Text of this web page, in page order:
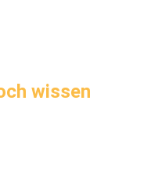
wissen